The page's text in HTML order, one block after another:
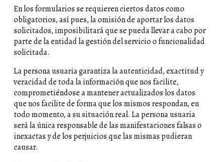
En los formularios se requieren ciertos datos como
obligatorios, así pues, la omisión de aportar los datos
solicitados, imposibilitará que se pueda llevar a cabo por
parte de la entidad la gestión del servicio o funcionalidad
solicitada.
La persona usuaria garantiza la autenticidad, exactitud y
veracidad de toda la información que nos facilite,
comprometiéndose a mantener actualizados los datos
que nos facilite de forma que los mismos respondan, en
todo momento, a su situación real. La persona usuaria
será la única responsable de las manifestaciones falsas o
inexactas y de los perjuicios que las mismas pudieran
causar.